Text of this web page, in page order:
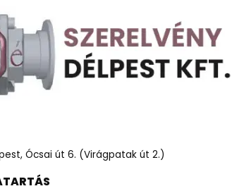
Ócsai út 6. (Virágpatak út 2.)